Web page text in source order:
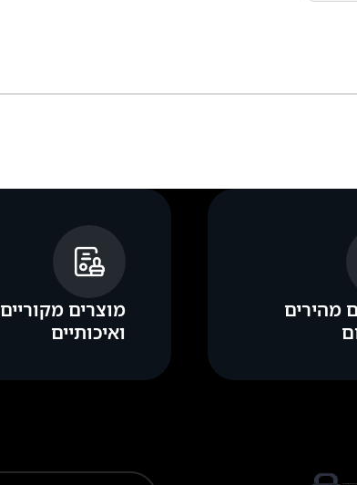
מהירים
מוצרים מקוריים
ואיכותיים